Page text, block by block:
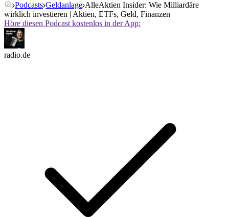
Podcasts Geldanlage AlleAktien Insider: Wie Milliardäre
wirklich investieren | Aktien, ETFs, Geld, Finanzen
Höre diesen Podcast kostenlos in der App:
radio.de